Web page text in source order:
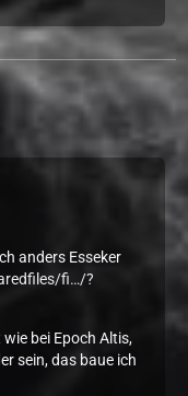
anders Esseker
fi…/?
bei Epoch Altis,
sein, das baue ich